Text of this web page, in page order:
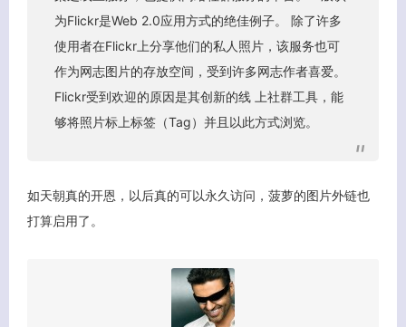
为Flickr是Web 2.0应用方式的绝佳例子。 除了许多
使用者在Flickr上分享他们的私人照片，该服务也可
作为网志图片的存放空间，受到许多网志作者喜爱。
Flickr受到欢迎的原因是其创新的线 上社群工具，能
够将照片标上标签（Tag）并且以此方式浏览。
如天朝真的开恩，以后真的可以永久访问，菠萝的图片外链也
打算启用了。